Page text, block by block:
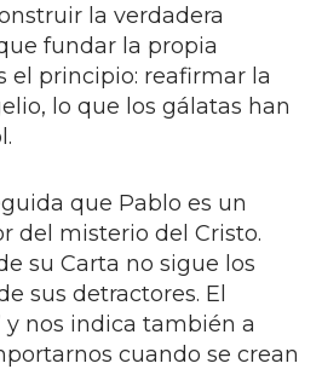
la verdadera
fundar la propia
el principio: reafirmar la
lo que los gálatas han
que Pablo es un
del misterio del Cristo.
su Carta no sigue los
sus detractores. El
y nos indica también a
cuando se crean